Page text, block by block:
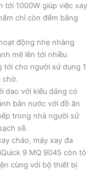
tới 1000W giúp việc xay
chỉ còn đếm bằng
động nhẹ nhàng
mẽ lên tới nhiều
cho người sử dụng 1
chờ.
dao với kiểu dáng có
bắn nước với đồ ăn
trong nhà người sử
sẽ.
cháo, máy xay đa
9 MQ 9045 còn tỏ
cùng với bộ thiết bị